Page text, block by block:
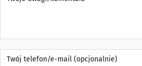
Twój telefon/e-mail (opcjonalnie)